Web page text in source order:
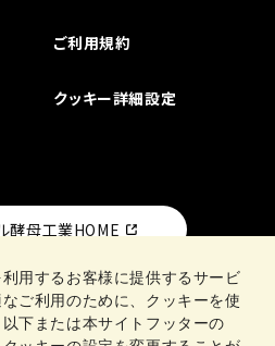
ご利用規約
クッキー詳細設定
酵母工業HOME
用するお客様に提供するサービ
ご利用のために、クッキーを使
下または本サイトフッターの